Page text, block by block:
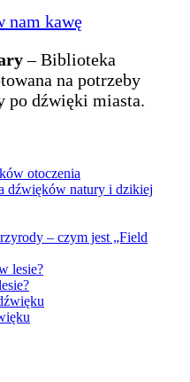
nam kawę
– Biblioteka
na potrzeby
po dźwięki miasta.
dźwięków natury i dzikiej
– czym jest „Field